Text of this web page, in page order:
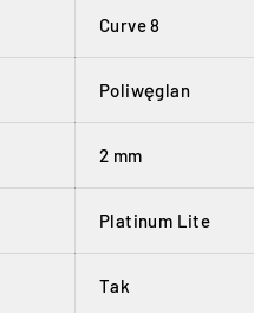
Curve 8
Poliwęglan
2 mm
Platinum Lite
Tak